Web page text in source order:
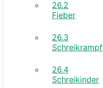
26.2
Fieber
26.3
Schreikrampf
26.4
Schreikinder